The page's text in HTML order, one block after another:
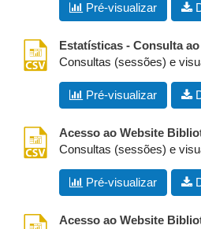
Pré-visualizar
Estatísticas - Consulta
csv
Consultas (sessões) e
Pré-visualizar
Acesso ao Website
csv
Consultas (sessões) e
Pré-visualizar
Acesso ao Website
csv